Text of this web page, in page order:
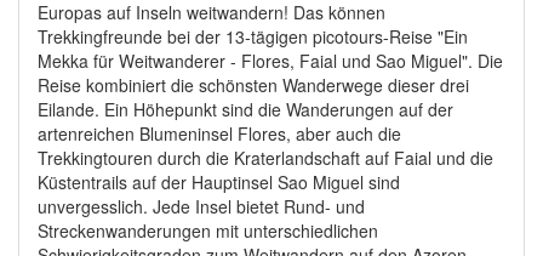
Europas auf Inseln weitwandern! Das können
Trekkingfreunde bei der 13-tägigen picotours-Reise "Ein
Mekka für Weitwanderer - Flores, Faial und Sao Miguel". Die
Reise kombiniert die schönsten Wanderwege dieser drei
Eilande. Ein Höhepunkt sind die Wanderungen auf der
artenreichen Blumeninsel Flores, aber auch die
Trekkingtouren durch die Kraterlandschaft auf Faial und die
Küstentrails auf der Hauptinsel Sao Miguel sind
unvergesslich. Jede Insel bietet Rund- und
Streckenwanderungen mit unterschiedlichen